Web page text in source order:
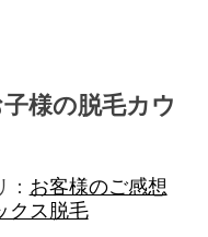
様の脱毛カウ
お客様のご感想
クス脱毛